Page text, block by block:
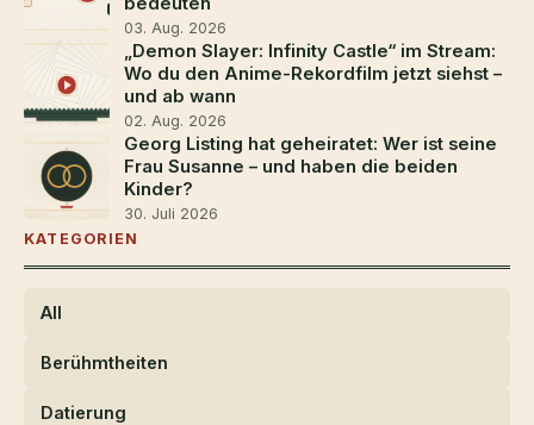
03. Aug. 2026
„Demon Slayer: Infinity Castle“ im Stream:
Wo du den Anime-Rekordfilm jetzt siehst –
und ab wann
02. Aug. 2026
Georg Listing hat geheiratet: Wer ist seine
Frau Susanne – und haben die beiden
Kinder?
30. Juli 2026
KATEGORIEN
All
Berühmtheiten
Datierung